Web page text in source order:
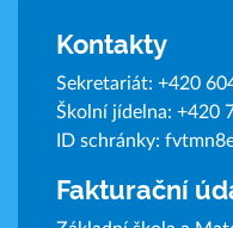
Kontakty
Sekretariát: +420
Školní jídelna: +420
ID schránky:
Fakturační